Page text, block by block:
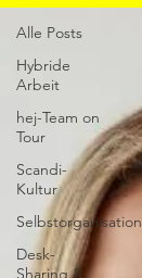
Alle Posts
Hybride
Arbeit
hej-Team on
Tour
Scandi-
Kultur
Selbstorganisation
Desk-
Sharing &